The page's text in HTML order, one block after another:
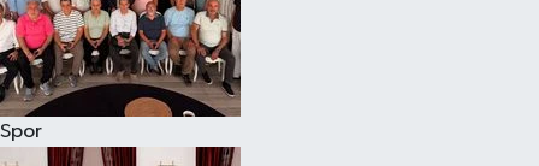
Spor
Yaşam
Yerel Yönetimler
Yurttan